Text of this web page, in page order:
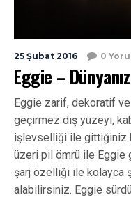
25 Şubat 2016 0
Eggie –
Eggie zarif, dekoratif ve
geçirmez dış yüzeyi,
işlevselliği ile gittiğiniz
üzeri pil ömrü ile Eggie
şarj özelliği ile kolayca
alabilirsiniz. Eggie